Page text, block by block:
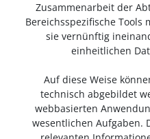
Zusammenarbeit der
Bereichsspezifische Tools
sie vernünftig
einheitlichen
Auf diese Weise
technisch abgebildet
webbasierten
wesentlichen Aufgaben.